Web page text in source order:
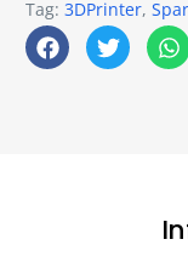
Tag:3DPrinter,